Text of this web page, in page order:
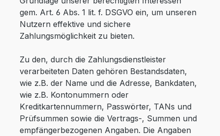
gem. Art. 6 Abs. 1 lit. f. DSGVO ein, um unseren
Nutzern effektive und sichere
Zahlungsmöglichkeit zu bieten.
Zu den, durch die Zahlungsdienstleister
verarbeiteten Daten gehören Bestandsdaten,
wie z.B. der Name und die Adresse, Bankdaten,
wie z.B. Kontonummern oder
Kreditkartennummern, Passwörter, TANs und
Prüfsummen sowie die Vertrags-, Summen und
empfängerbezogenen Angaben. Die Angaben